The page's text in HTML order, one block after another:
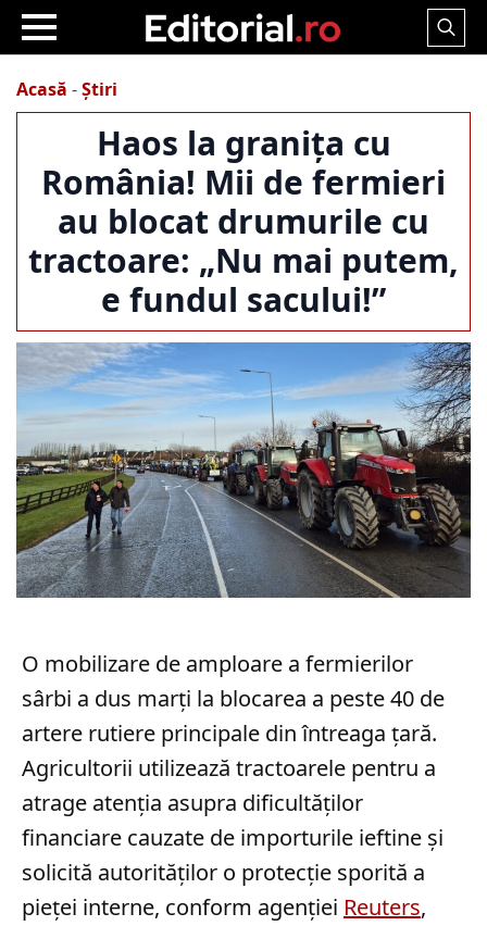
Search
Acasă -Știri
Haos la granița cu
România! Mii de fermieri
au blocat drumurile cu
tractoare: „Nu mai putem,
e fundul sacului!”
O mobilizare de amploare a fermierilor
sârbi a dus marți la blocarea a peste 40 de
artere rutiere principale din întreaga țară.
Agricultorii utilizează tractoarele pentru a
atrage atenția asupra dificultăților
financiare cauzate de importurile ieftine și
solicită autorităților o protecție sporită a
pieței interne, conform agenției Reuters,